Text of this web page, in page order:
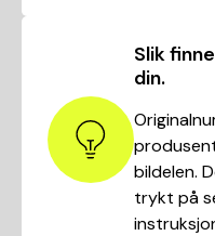
Slik
din.
bildelen.
trykt på